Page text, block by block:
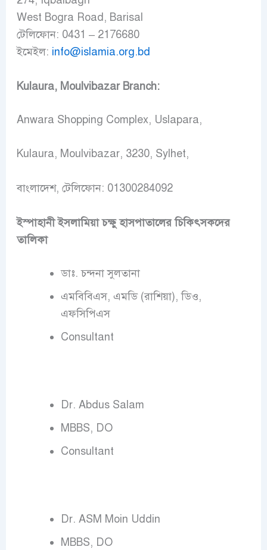
West Bogra Road, Barisal
টেলিফোন: 0431 – 2176680
ইমেইল: info@islamia.org.bd
Kulaura, Moulvibazar Branch:
Anwara Shopping Complex, Uslapara,
Kulaura, Moulvibazar, 3230, Sylhet,
বাংলাদেশ, টেলিফোন: 01300284092
ইস্পাহানী ইসলামিয়া চক্ষু হাসপাতালের চিকিৎসকদের
তালিকা
ডাঃ. চন্দনা সুলতানা
এমবিবিএস, এমডি (রাশিয়া), ডিও,
এফসিপিএস
Consultant
Dr. Abdus Salam
MBBS, DO
Consultant
Dr. ASM Moin Uddin
MBBS, DO